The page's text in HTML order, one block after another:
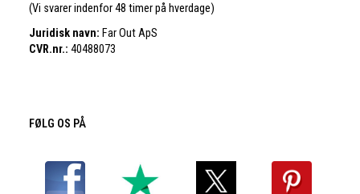
(Vi svarer indenfor 48 timer på hverdage)
Juridisk navn: Far Out ApS
CVR.nr.: 40488073
FØLG OS PÅ